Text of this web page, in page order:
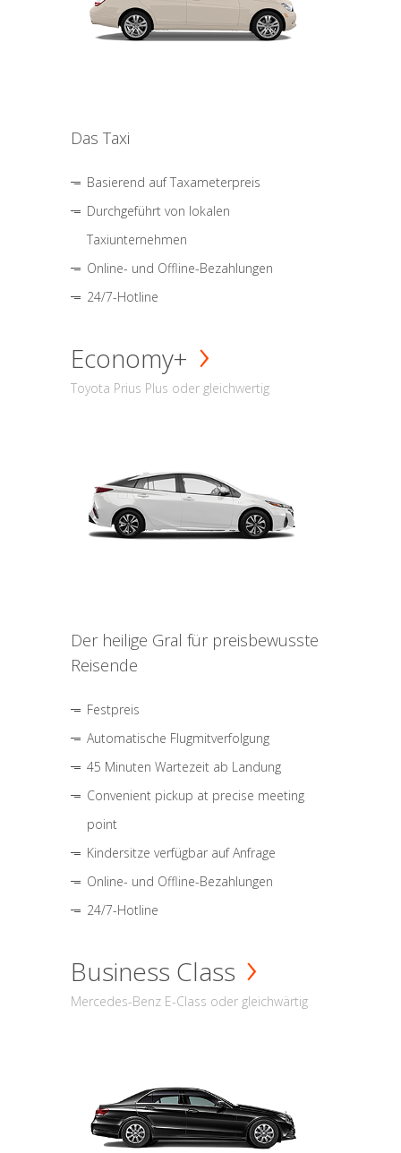
Das Taxi
Basierend auf Taxameterpreis
Durchgeführt von lokalen
Taxiunternehmen
Online- und Offline-Bezahlungen
24/7-Hotline
Economy+
Toyota Prius Plus oder gleichwertig
Der heilige Gral für preisbewusste
Reisende
Festpreis
Automatische Flugmitverfolgung
45 Minuten Wartezeit ab Landung
Convenient pickup at precise meeting
point
Kindersitze verfügbar auf Anfrage
Online- und Offline-Bezahlungen
24/7-Hotline
Business Class
Mercedes-Benz E-Class oder gleichwärtig